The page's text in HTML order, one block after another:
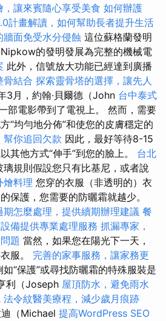
，讓來賓隨心享受美食 如何辦護
計畫解讀，如何幫助長者提升生活
面免受水分侵蝕 這位蘇格蘭發明
的發明發展為完整的機械電
此外，信號放大功能已經達到廣播
骨結合 探索靈骨塔的選擇，讓先人
3月，約翰·貝爾德（John 台中泰式
部電影帶到了電視上。 然而，需要
“均勻地分佈”和使您的皮膚穩定的
幫你追回欠款 因此，最好等待8-15
其他方式“伸手”到您的臉上。 台北
璃規則假設您只有比基尼，或者說
燴料理 您穿的衣服（非透明的）衣
保護，您需要的防曬霜就越少。
期怎麼處理，提供續期辦理建議 餐
備提供專業處理服務 抓漏專家，
題 當然，如果您在陽光下一天，
服。 完善的家事服務，讓家務更
“保護”或尋找防曬霜的特殊服裝是
利（Joseph 屋頂防水，避免雨水
法令紋醫美療程，減少歲月痕跡
（Michael 提高WordPress SEO